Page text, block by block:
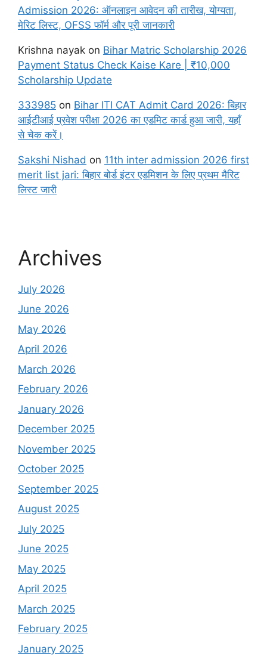
Admission 2026: ऑनलाइन आवेदन की तारीख, योग्यता,
मेरिट लिस्ट, OFSS फॉर्म और पूरी जानकारी
Krishna nayak on Bihar Matric Scholarship 2026
Payment Status Check Kaise Kare | ₹10,000
Scholarship Update
333985 on Bihar ITI CAT Admit Card 2026: बिहार
आईटीआई प्रवेश परीक्षा 2026 का एडमिट कार्ड हुआ जारी, यहाँ
से चेक करें।
Sakshi Nishad on 11th inter admission 2026 first
merit list jari: बिहार बोर्ड इंटर एडमिशन के लिए प्रथम मैरिट
लिस्ट जारी
Archives
July 2026
June 2026
May 2026
April 2026
March 2026
February 2026
January 2026
December 2025
November 2025
October 2025
September 2025
August 2025
July 2025
June 2025
May 2025
April 2025
March 2025
February 2025
January 2025